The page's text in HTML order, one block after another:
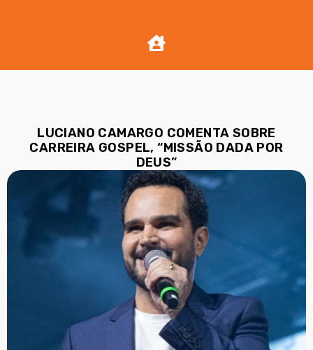
LUCIANO CAMARGO COMENTA SOBRE
CARREIRA GOSPEL, “MISSÃO DADA POR
DEUS”